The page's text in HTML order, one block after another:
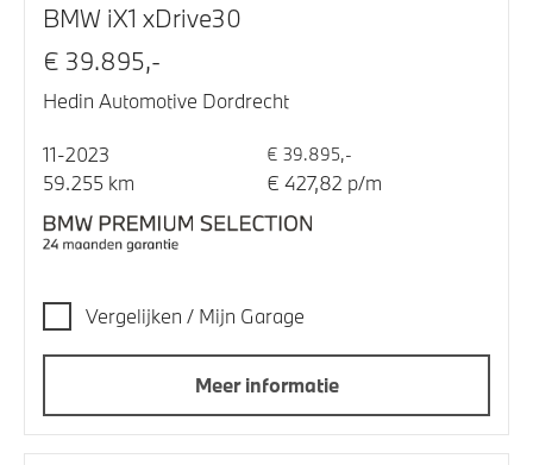
BMW iX1 xDrive30
€ 39.895,-
Hedin Automotive Dordrecht
11-2023 € 39.895,-
59.255 km € 427,82 p/m
Vergelijken / Mijn Garage
Meer informatie